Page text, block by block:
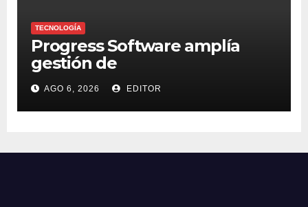
TECNOLOGÍA
Progress Software amplía
gestión de
supercomputadoras de IA
NVIDIA DGX Spark con Chef
AGO 6, 2026 EDITOR